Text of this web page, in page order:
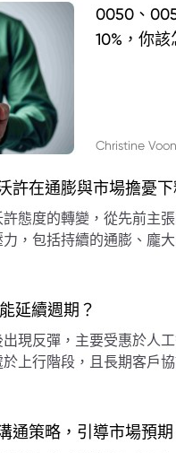
0050、
10%，你該
Christine
許在通膨與市場擔憂
態度的轉變，從先前主
，包括持續的通膨、龐
減資產負債表的空間。
延續週期？
現反彈，主要受惠於人
上行階段，且長期客戶
。
通策略，引導市場預期